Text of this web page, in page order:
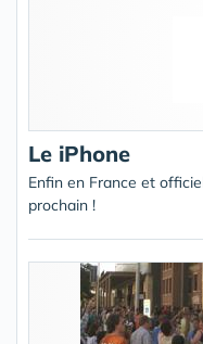
Le iPhone
Enfin en France et
prochain !